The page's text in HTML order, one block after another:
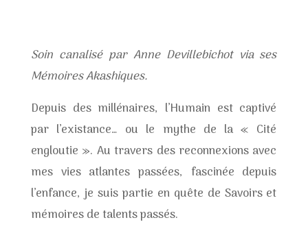
Soin canalisé par Anne Devillebichot via ses
Mémoires Akashiques.
Depuis des millénaires, l’Humain est captivé
par l’existance… ou le mythe de la « Cité
engloutie ». Au travers des reconnexions avec
mes vies atlantes passées, fascinée depuis
l’enfance, je suis partie en quête de Savoirs et
mémoires de talents passés.